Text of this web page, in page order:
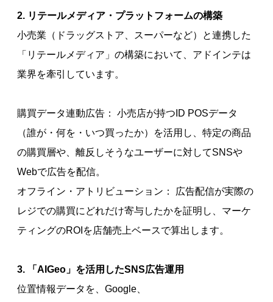
2. リテールメディア・プラットフォームの構築
小売業（ドラッグストア、スーパーなど）と連携した
「リテールメディア」の構築において、アドインテは
業界を牽引しています。
購買データ連動広告： 小売店が持つID POSデータ
（誰が・何を・いつ買ったか）を活用し、特定の商品
の購買層や、離反しそうなユーザーに対してSNSや
Webで広告を配信。
オフライン・アトリビューション： 広告配信が実際の
レジでの購買にどれだけ寄与したかを証明し、マーケ
ティングのROIを店舗売上ベースで算出します。
3. 「AIGeo」を活用したSNS広告運用
位置情報データを、Google、